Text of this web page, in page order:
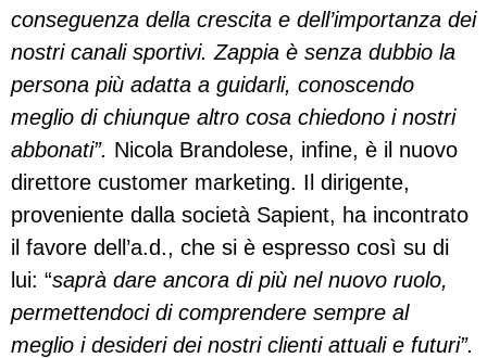
conseguenza della crescita e dell’importanza dei
nostri canali sportivi. Zappia è senza dubbio la
persona più adatta a guidarli, conoscendo
meglio di chiunque altro cosa chiedono i nostri
abbonati”. Nicola Brandolese, infine, è il nuovo
direttore customer marketing. Il dirigente,
proveniente dalla società Sapient, ha incontrato
il favore dell’a.d., che si è espresso così su di
lui: “saprà dare ancora di più nel nuovo ruolo,
permettendoci di comprendere sempre al
meglio i desideri dei nostri clienti attuali e futuri”.